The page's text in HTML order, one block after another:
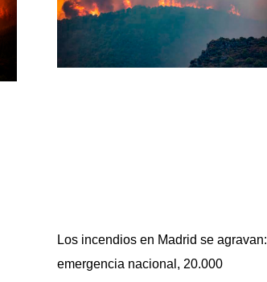
Los incendios en Madrid se agravan:
emergencia nacional, 20.000